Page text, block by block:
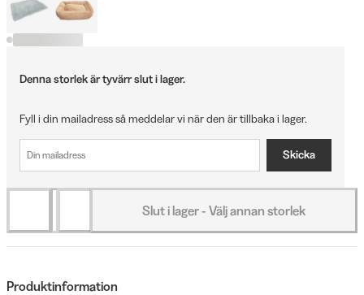
Denna storlek är tyvärr slut i lager.
Fyll i din mailadress så meddelar vi när den är tillbaka i lager.
Skicka
Slut i lager - Välj annan storlek
Produktinformation